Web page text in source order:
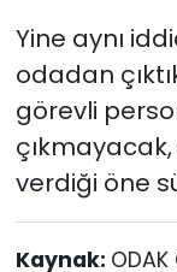
Yine aynı
odadan
görevli
çıkmayacak,
verdiği öne
Kaynak: ODAK